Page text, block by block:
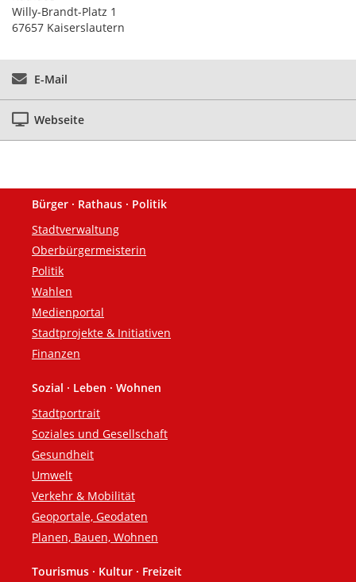
Willy-Brandt-Platz 1
67657 Kaiserslautern
E-Mail
Webseite
Fußzeile
Bürger · Rathaus · Politik
Stadtverwaltung
Oberbürgermeisterin
Politik
Wahlen
Medienportal
Stadtprojekte & Initiativen
Finanzen
Sozial · Leben · Wohnen
Stadtportrait
Soziales und Gesellschaft
Gesundheit
Umwelt
Verkehr & Mobilität
Geoportale, Geodaten
Planen, Bauen, Wohnen
Tourismus · Kultur · Freizeit